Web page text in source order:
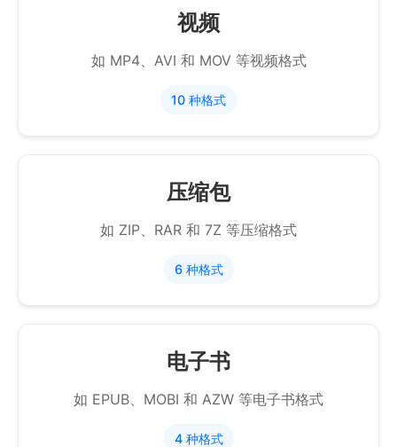
视频
如 MP4、AVI 和 MOV 等视频格式
10 种格式
压缩包
如 ZIP、RAR 和 7Z 等压缩格式
6 种格式
电子书
如 EPUB、MOBI 和 AZW 等电子书格式
4 种格式